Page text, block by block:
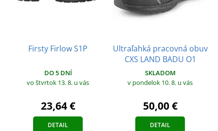
Firsty Firlow S1P
DO 5 DNÍ
vo štvrtok 13. 8. u vás
23,64 €
DETAIL
Ultraľahká pracovná obuv
CXS LAND BADU O1
SKLADOM
v pondelok 10. 8. u vás
50,00 €
DETAIL